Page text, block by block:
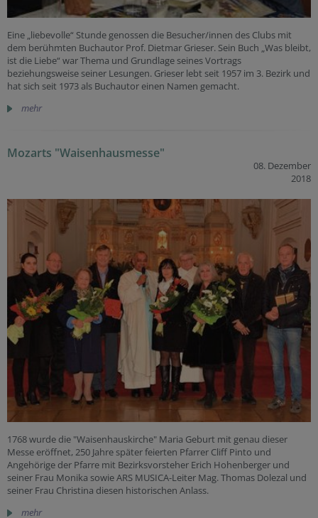
Eine „liebevolle“ Stunde genossen die Besucher/innen des Clubs mit
dem berühmten Buchautor Prof. Dietmar Grieser. Sein Buch „Was bleibt,
ist die Liebe“ war Thema und Grundlage seines Vortrags
beziehungsweise seiner Lesungen. Grieser lebt seit 1957 im 3. Bezirk und
hat sich seit 1973 als Buchautor einen Namen gemacht.
mehr
Mozarts "Waisenhausmesse"
08. Dezember
2018
1768 wurde die "Waisenhauskirche" Maria Geburt mit genau dieser
Messe eröffnet, 250 Jahre später feierten Pfarrer Cliff Pinto und
Angehörige der Pfarre mit Bezirksvorsteher Erich Hohenberger und
seiner Frau Monika sowie ARS MUSICA-Leiter Mag. Thomas Dolezal und
seiner Frau Christina diesen historischen Anlass.
mehr